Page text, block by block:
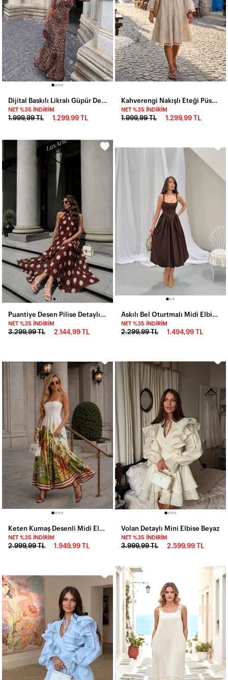
NET %35 İNDIRIM
1.999,99 TL 1.299,99 TL
NET %35 İNDIRIM
1.999,99 TL 1.299,99 TL
NET %35 İNDIRIM
3.299,99 TL 2.144,99 TL
NET %35 İNDIRIM
2.299,99 TL 1.494,99 TL
NET %35 İNDIRIM
2.999,99 TL 1.949,99 TL
Volan Detaylı Mini Elbise Beyaz
NET %35 İNDIRIM
3.999,99 TL 2.599,99 TL